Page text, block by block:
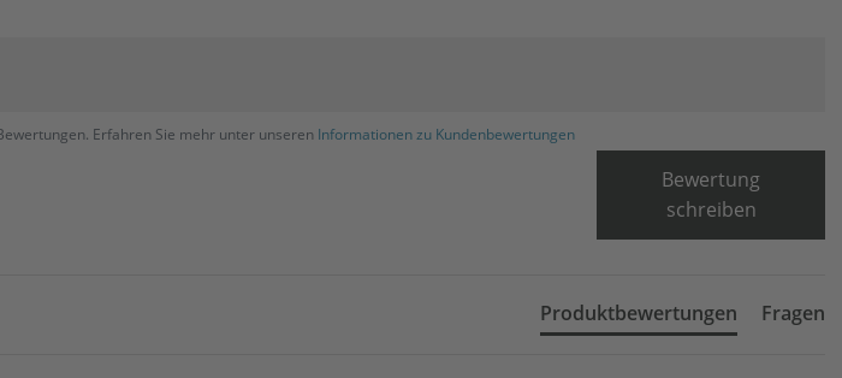
Erfahren Sie mehr unter unseren Informationen zu Kundenbewertungen
Bewertung
schreiben
Produktbewertungen Fragen